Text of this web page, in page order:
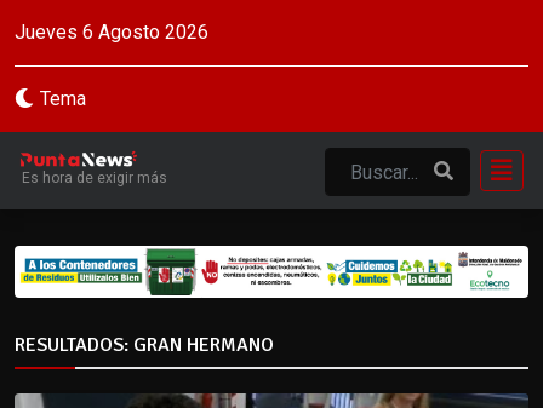
Jueves 6 Agosto 2026
Tema
Es hora de exigir más
RESULTADOS: GRAN HERMANO